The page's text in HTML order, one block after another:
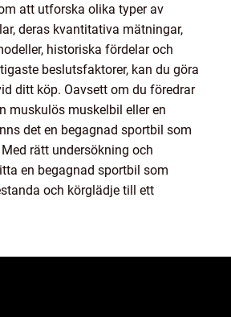
att utforska olika typer av
deras kvantitativa mätningar,
historiska fördelar och
beslutsfaktorer, kan du göra
ditt köp. Oavsett om du föredrar
muskulös muskelbil eller en
det en begagnad sportbil som
rätt undersökning och
en begagnad sportbil som
och körglädje till ett